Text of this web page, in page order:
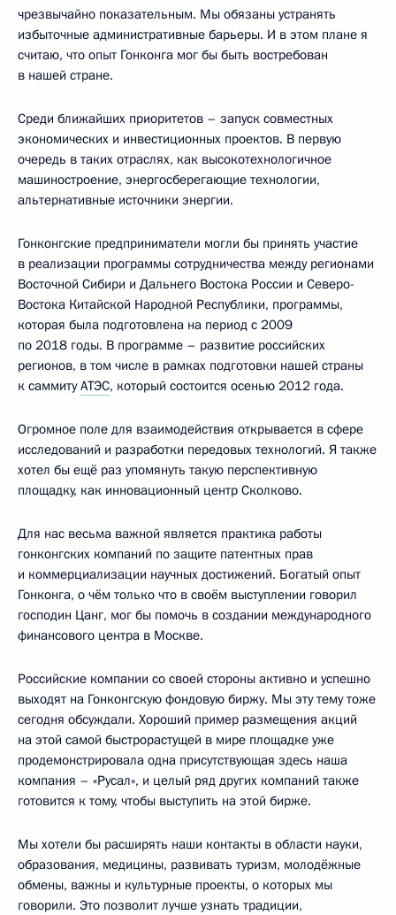
чрезвычайно показательным. Мы обязаны устранять
избыточные административные барьеры. И в этом плане я
считаю, что опыт Гонконга мог бы быть востребован
в нашей стране.
Среди ближайших приоритетов – запуск совместных
экономических и инвестиционных проектов. В первую
очередь в таких отраслях, как высокотехнологичное
машиностроение, энергосберегающие технологии,
альтернативные источники энергии.
Гонконгские предприниматели могли бы принять участие
в реализации программы сотрудничества между регионами
Восточной Сибири и Дальнего Востока России и Северо-
Востока Китайской Народной Республики, программы,
которая была подготовлена на период с 2009
по 2018 годы. В программе – развитие российских
регионов, в том числе в рамках подготовки нашей страны
к саммитуАТЭС, который состоится осенью 2012 года.
Огромное поле для взаимодействия открывается в сфере
исследований и разработки передовых технологий. Я также
хотел бы ещё раз упомянуть такую перспективную
площадку, как инновационный центр Сколково.
Для нас весьма важной является практика работы
гонконгских компаний по защите патентных прав
и коммерциализации научных достижений. Богатый опыт
Гонконга, о чём только что в своём выступлении говорил
господин Цанг, мог бы помочь в создании международного
финансового центра в Москве.
Российские компании со своей стороны активно и успешно
выходят на Гонконгскую фондовую биржу. Мы эту тему тоже
сегодня обсуждали. Хороший пример размещения акций
на этой самой быстрорастущей в мире площадке уже
продемонстрировала одна присутствующая здесь наша
компания – «Русал», и целый ряд других компаний также
готовится к тому, чтобы выступить на этой бирже.
Мы хотели бы расширять наши контакты в области науки,
образования, медицины, развивать туризм, молодёжные
обмены, важны и культурные проекты, о которых мы
говорили. Это позволит лучше узнать традиции,